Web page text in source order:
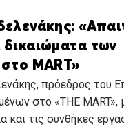
των
MART»
πρόεδρος του
στο «THE MART»,
και τις συνθήκες